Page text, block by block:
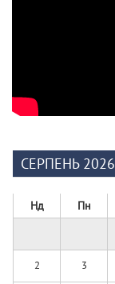
СЕРПЕНЬ 2026
Нд Пн
2 3